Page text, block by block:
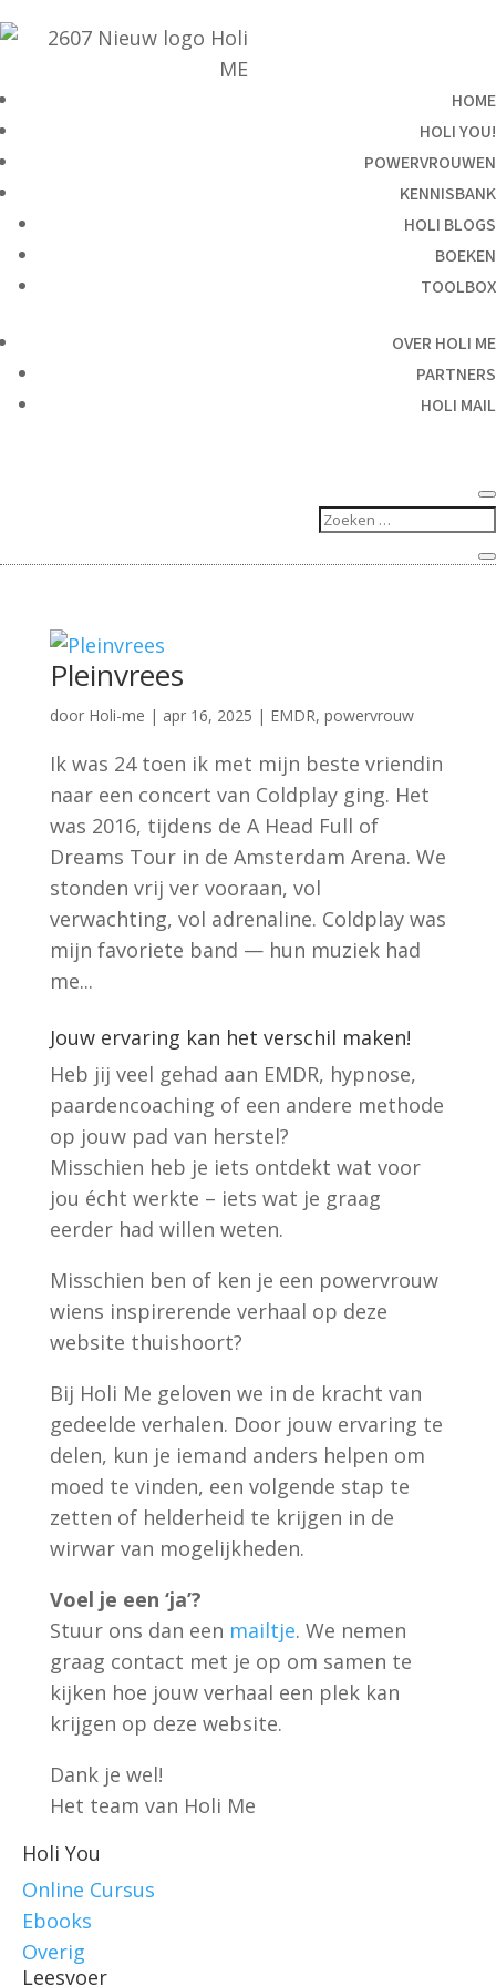
HOME
HOLI YOU!
POWERVROUWEN
KENNISBANK
HOLI BLOGS
BOEKEN
TOOLBOX
OVER HOLI ME
PARTNERS
HOLI MAIL
Pleinvrees
door Holi-me | apr 16, 2025 | EMDR, powervrouw
Ik was 24 toen ik met mijn beste vriendin
naar een concert van Coldplay ging. Het
was 2016, tijdens de A Head Full of
Dreams Tour in de Amsterdam Arena. We
stonden vrij ver vooraan, vol
verwachting, vol adrenaline. Coldplay was
mijn favoriete band — hun muziek had
me...
Jouw ervaring kan het verschil maken!
Heb jij veel gehad aan EMDR, hypnose,
paardencoaching of een andere methode
op jouw pad van herstel?
Misschien heb je iets ontdekt wat voor
jou écht werkte – iets wat je graag
eerder had willen weten.
Misschien ben of ken je een powervrouw
wiens inspirerende verhaal op deze
website thuishoort?
Bij Holi Me geloven we in de kracht van
gedeelde verhalen. Door jouw ervaring te
delen, kun je iemand anders helpen om
moed te vinden, een volgende stap te
zetten of helderheid te krijgen in de
wirwar van mogelijkheden.
Voel je een ‘ja’?
Stuur ons dan een mailtje. We nemen
graag contact met je op om samen te
kijken hoe jouw verhaal een plek kan
krijgen op deze website.
Dank je wel!
Het team van Holi Me
Holi You
Online Cursus
Ebooks
Overig
Leesvoer